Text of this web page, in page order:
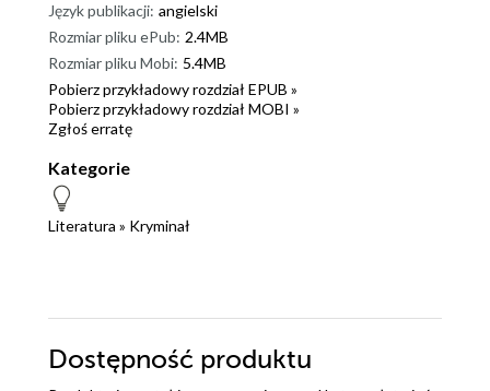
Język publikacji: angielski
Rozmiar pliku ePub: 2.4MB
Rozmiar pliku Mobi: 5.4MB
Pobierz przykładowy rozdział EPUB »
Pobierz przykładowy rozdział MOBI »
Zgłoś erratę
Kategorie
Literatura » Kryminał
Dostępność produktu